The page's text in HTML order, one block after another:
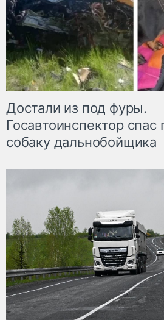
Достали из под фуры.
Госавтоинспектор
собаку дальнобойщика